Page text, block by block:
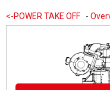
<-POWER TAKE OFF -